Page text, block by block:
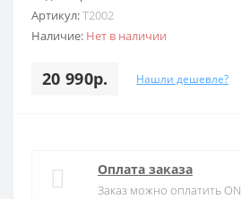
Артикул:T2002
Наличие: Нет в наличии
20 990р. Нашли дешевле?
Оплата заказа
Заказ можно оплатить